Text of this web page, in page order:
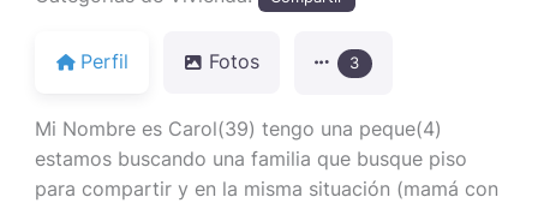
Perfil Fotos 3
Mi Nombre es Carol(39) tengo una peque(4)
estamos buscando una familia que busque piso
para compartir y en la misma situación (mamá con